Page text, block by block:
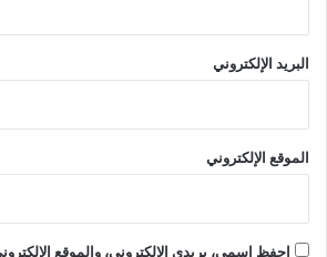
البريد الإلكتروني
الموقع الإلكتروني
احفظ اسمي، بريدي الإلكتروني، والموقع